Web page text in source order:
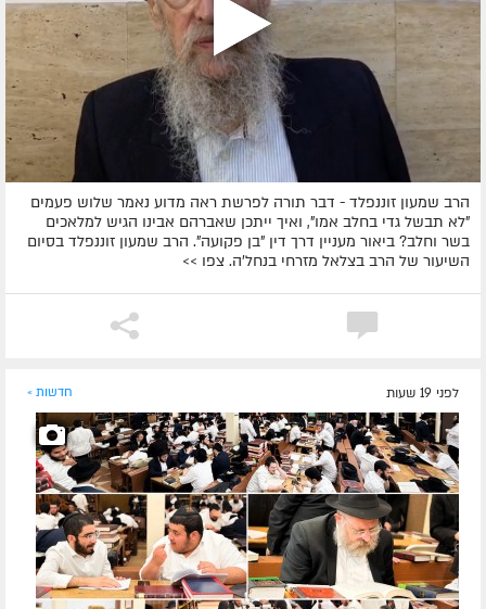
הרב שמעון זוננפלד - דבר תורה לפרשת ראה מדוע נאמר שלוש פעמים
"לא תבשל גדי בחלב אמו", ואיך ייתכן שאברהם אבינו הגיש למלאכים
בשר וחלב? ביאור מעניין דרך דין "בן פקועה". הרב שמעון זוננפלד בסיום
השיעור של הרב בצלאל מזרחי בנחל'ה. צפו >>
לפני 19 שעות חדשות »